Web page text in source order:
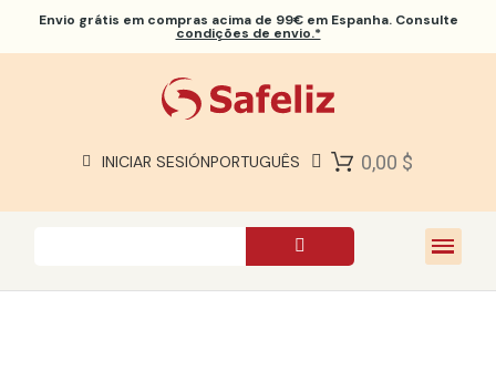
Envio grátis em compras acima de 99€ em Espanha. Consulte
condições de envio.*
INICIAR SESIÓNPORTUGUÊS 0,00 $
SOBRE NÓS